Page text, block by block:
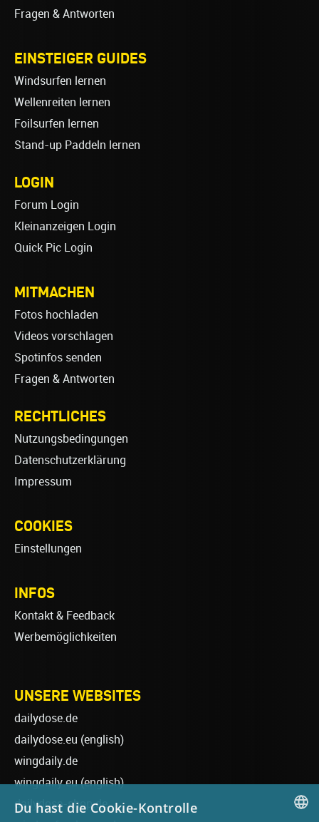
Fragen & Antworten
EINSTEIGER GUIDES
Windsurfen lernen
Wellenreiten lernen
Foilsurfen lernen
Stand-up Paddeln lernen
LOGIN
Forum Login
Kleinanzeigen Login
Quick Pic Login
MITMACHEN
Fotos hochladen
Videos vorschlagen
Spotinfos senden
Fragen & Antworten
RECHTLICHES
Nutzungsbedingungen
Datenschutzerklärung
Impressum
COOKIES
Einstellungen
INFOS
Kontakt & Feedback
Werbemöglichkeiten
UNSERE WEBSITES
dailydose.de
dailydose.eu (english)
wingdaily.de
wingdaily.eu(english)
dailydose-shop.de
Du hast die Cookie-Kontrolle